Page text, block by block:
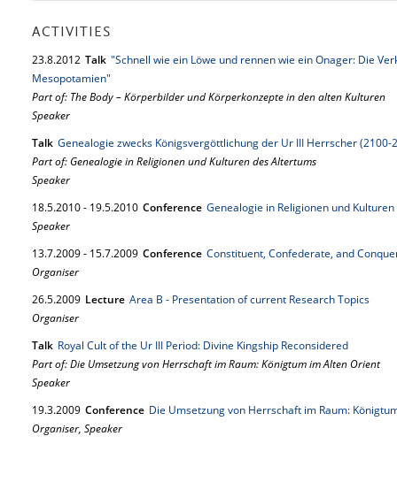
ACTIVITIES
23.8.2012 Talk "Schnell wie ein Löwe und rennen wie ein Onager: Die
Mesopotamien"
Part of: The Body – Körperbilder und Körperkonzepte in den alten Kulturen
Speaker
Talk Genealogie zwecks Königsvergöttlichung der Ur III Herrscher (2100-
Part of: Genealogie in Religionen und Kulturen des Altertums
Speaker
18.5.2010- 19.5.2010 Conference Genealogie in Religionen und
Speaker
13.7.2009- 15.7.2009 Conference Constituent, Confederate, and
Organiser
26.5.2009 Lecture Area B - Presentation of current Research Topics
Organiser
Talk Royal Cult of the Ur III Period: Divine Kingship Reconsidered
Part of: Die Umsetzung von Herrschaft im Raum: Königtum im Alten Orient
Speaker
19.3.2009 Conference Die Umsetzung von Herrschaft im Raum:
Organiser, Speaker